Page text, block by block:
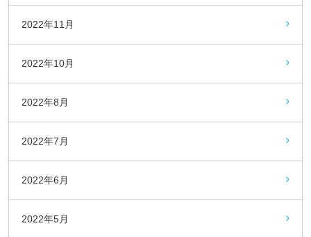
2022年11月
2022年10月
2022年8月
2022年7月
2022年6月
2022年5月